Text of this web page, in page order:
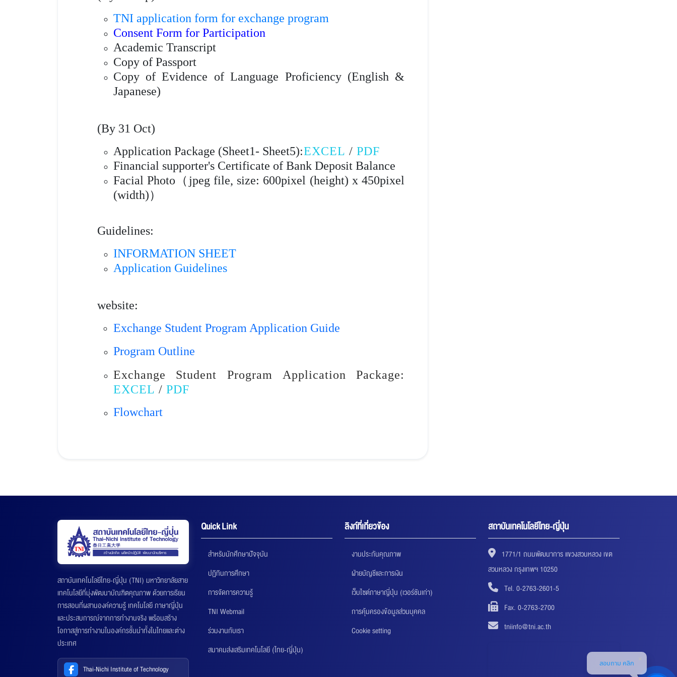
TNI application form for exchange program
Consent Form for Participation
Academic Transcript
Copy of Passport
Copy of Evidence of Language Proficiency (English &
Japanese)
(By 31 Oct)
Application Package (Sheet1- Sheet5):EXCEL / PDF
Financial supporter's Certificate of Bank Deposit Balance
Facial Photo（jpeg file, size: 600pixel (height) x 450pixel
(width)）
Guidelines:
INFORMATION SHEET
Application Guidelines
website:
Exchange Student Program Application Guide
Program Outline
Exchange Student Program Application Package:
EXCEL / PDF
Flowchart
สถาบันเทคโนโลยีไทย-ญี่ปุ่น (TNI) มหาวิทยาลัยสาย
เทคโนโลยีที่มุ่งพัฒนาบัณฑิตคุณภาพ ด้วยการเรียน
การสอนที่ผสานองค์ความรู้ เทคโนโลยี ภาษาญี่ปุ่น
และประสบการณ์จากการทำงานจริง พร้อมสร้าง
โอกาสสู่การทำงานในองค์กรชั้นนำทั้งในไทยและต่าง
ประเทศ
Thai-Nichi Institute of Technology
Quick Link
สำหรับนักศึกษาปัจจุบัน
ปฏิทินการศึกษา
การจัดการความรู้
TNI Webmail
ร่วมงานกับเรา
สมาคมส่งเสริมเทคโนโลยี (ไทย-ญี่ปุ่น)
ลิงก์ที่เกี่ยวข้อง
งานประกันคุณภาพ
ฝ่ายบัญชีและการเงิน
เว็บไซต์ภาษาญี่ปุ่น (เวอร์ชันเก่า)
การคุ้มครองข้อมูลส่วนบุคคล
Cookie setting
สถาบันเทคโนโลยีไทย-ญี่ปุ่น
1771/1 ถนนพัฒนาการ แขวงสวนหลวง เขต
สวนหลวง กรุงเทพฯ 10250
Tel. 0-2763-2601-5
Fax. 0-2763-2700
tniinfo@tni.ac.th
สอบถาม คลิก